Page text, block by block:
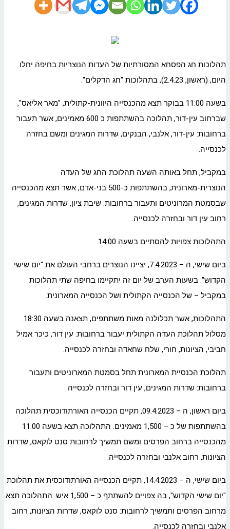
תהלוכות חג הפסחא המסורתיות של העדות הנוצריות בחיפה יחלו
היום, (ראשון, 2.4.23), בתהלוכות "חג הדקלים".
בשעה 11:00 בבוקר תצא מהכנסייה היוונית-קתולית, "מאר אליאס",
שברחוב עין-דור, תהלוכה בהשתתפות כ 600 מאמינים, אשר תעבור
ברחובות: עין-דור, אלנבי, הבנקים, שדרות המגינים ומשם בחזרה
לכנסייה.
במקביל, תחל באותה השעה תהלוכת החג של העדה
הנוצרית-מארונית, בהשתתפות כ-500 בני-אדם, אשר תצא מהכנסייה
שבסמטת המרוניטים ותעבור ברחובות: שיבת ציון, שדרות המגינים,
רחוב עין דור ובחזרה לכנסייה.
התהלוכות צפויות להסתיים בשעה 14:00.
ביום שישי, ה – 7.4.2023, יציינו הנוצרים ברחבי העולם את "יום שישי
הקדוש". בשעות הערב של יום זה יתקיימו בחיפה שתי תהלוכות
במקביל – של הכנסייה הקתולית ושל הכנסייה המארונית.
התהלוכות, אשר תכלולנה מאות משתתפים, תצאנה בשעה 18:30.
מסלול תהלוכת העדה הקתולית יעבור ברחובות: עין דור, כיכר אמיל
חביבי, הציונות, חורי, שלח שחאדה ובחזרה לכנסייה.
תהלוכת הכנסיית המארונית תחל בסמטת המארוניטים ותעבור
ברחובות: שדרות המגינים, עין דור ובחזרה לכנסייה.
ביום ראשון, ה – 09.4.2023, תקיים הכנסייה האורתודוכסית תהלוכה
בהשתתפות של כ – 1,500 מאמינים. התהלוכה תצא בשעה 11:00
מהכנסייה ברחוב הפרסים ומשם תמשיך לרחובות סנט לוקאס, שדרות
הציונות, רחוב אלנבי ובחזרה לכנסייה.
ביום שישי, ה – 14.4.2023, תקיים הכנסייה האורתודוכסית את תהלוכת
"יום שישי הקדוש", בה צפויים להשתתף כ – 1,500 איש. התהלוכה תצא
מרחוב הפרסים ותמשיך לרחובות: סנט לוקאס, שדרות הציונות, רחוב
אלנבי ובחזרה לכנסייה.